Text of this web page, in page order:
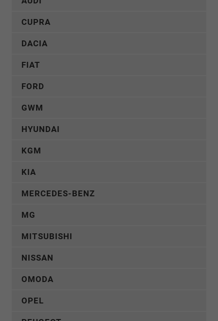
CUPRA
DACIA
FIAT
FORD
GWM
HYUNDAI
KGM
KIA
MERCEDES-BENZ
MG
MITSUBISHI
NISSAN
OMODA
OPEL